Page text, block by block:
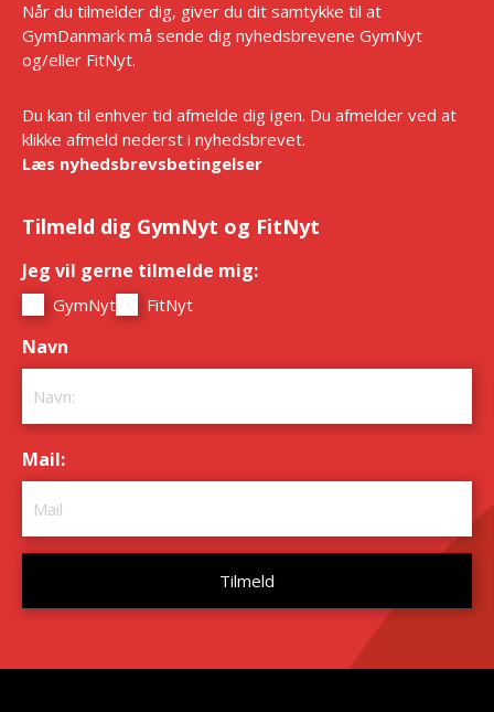
Når du tilmelder dig, giver du dit samtykke til at
GymDanmark må sende dig nyhedsbrevene GymNyt
og/eller FitNyt.
Du kan til enhver tid afmelde dig igen. Du afmelder ved at
klikke afmeld nederst i nyhedsbrevet.
Læs nyhedsbrevsbetingelser
Tilmeld dig GymNyt og FitNyt
Jeg vil gerne tilmelde mig:
GymNyt FitNyt
Navn
Mail: